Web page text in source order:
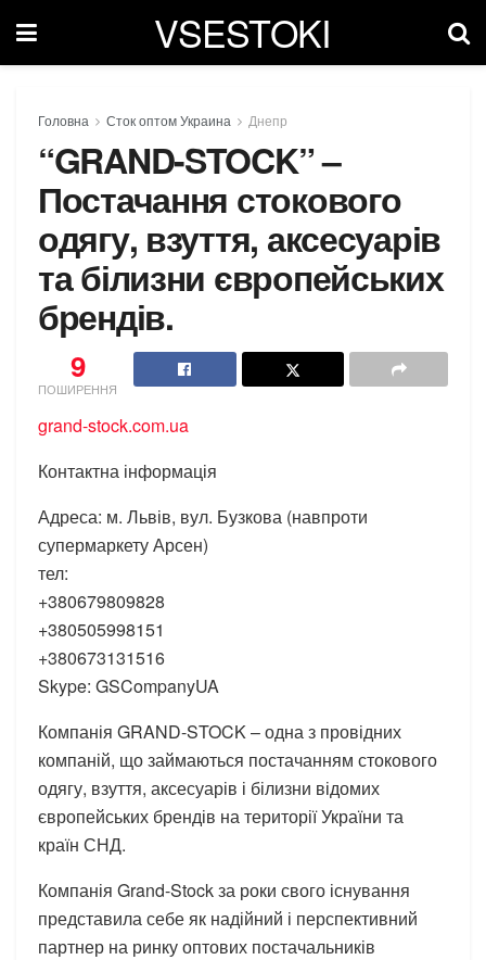
VSESTOKI
Головна Сток оптом Украина Днепр
“GRAND-STOCK” –
Постачання стокового
одягу, взуття, аксесуарів
та білизни європейських
брендів.
9
ПОШИРЕННЯ
grand-stock.com.ua
Контактна інформація
Адреса: м. Львів, вул. Бузкова (навпроти
супермаркету Арсен)
тел:
+380679809828
+380505998151
+380673131516
Skype: GSCompanyUA
Компанія GRAND-STOCK – одна з провідних
компаній, що займаються постачанням стокового
одягу, взуття, аксесуарів і білизни відомих
європейських брендів на території України та
країн СНД.
Компанія Grand-Stock за роки свого існування
представила себе як надійний і перспективний
партнер на ринку оптових постачальників